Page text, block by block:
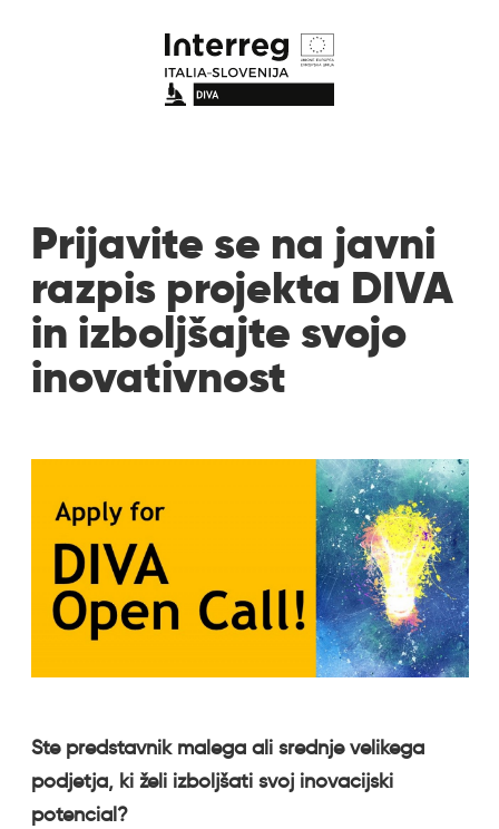
Prijavite se na javni
razpis projekta DIVA
in izboljšajte svojo
inovativnost
Ste predstavnik malega ali srednje velikega
podjetja, ki želi izboljšati svoj inovacijski
potencial?